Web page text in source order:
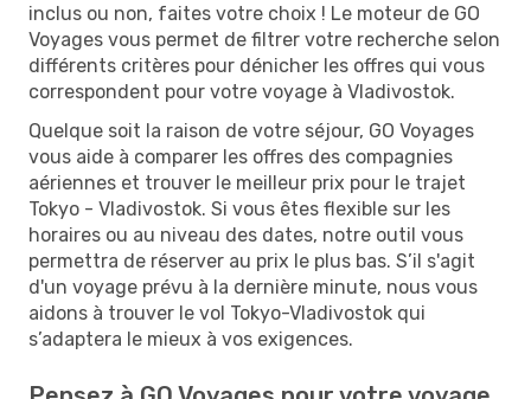
inclus ou non, faites votre choix ! Le moteur de GO
Voyages vous permet de filtrer votre recherche selon
différents critères pour dénicher les offres qui vous
correspondent pour votre voyage à Vladivostok.
Quelque soit la raison de votre séjour, GO Voyages
vous aide à comparer les offres des compagnies
aériennes et trouver le meilleur prix pour le trajet
Tokyo - Vladivostok. Si vous êtes flexible sur les
horaires ou au niveau des dates, notre outil vous
permettra de réserver au prix le plus bas. S’il s'agit
d'un voyage prévu à la dernière minute, nous vous
aidons à trouver le vol Tokyo-Vladivostok qui
s’adaptera le mieux à vos exigences.